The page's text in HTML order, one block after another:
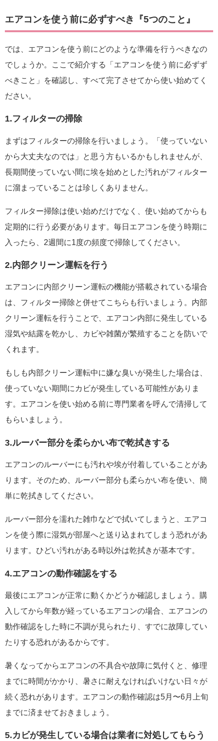
エアコンを使う前に必ずすべき『5つのこと』
では、エアコンを使う前にどのような準備を行うべきなの
でしょうか。ここで紹介する「エアコンを使う前に必ずず
べきこと」を確認し、すべて完了させてから使い始めてく
ださい。
1.フィルターの掃除
まずはフィルターの掃除を行いましょう。「使っていない
から大丈夫なのでは」と思う方もいるかもしれませんが、
長期間使っていない間に埃を始めとした汚れがフィルター
に溜まっていることは珍しくありません。
フィルター掃除は使い始めだけでなく、使い始めてからも
定期的に行う必要があります。毎日エアコンを使う時期に
入ったら、2週間に1度の頻度で掃除してください。
2.内部クリーン運転を行う
エアコンに内部クリーン運転の機能が搭載されている場合
は、フィルター掃除と併せてこちらも行いましょう。内部
クリーン運転を行うことで、エアコン内部に発生している
湿気や結露を乾かし、カビや雑菌が繁殖することを防いで
くれます。
もしも内部クリーン運転中に嫌な臭いが発生した場合は、
使っていない期間にカビが発生している可能性がありま
す。エアコンを使い始める前に専門業者を呼んで清掃して
もらいましょう。
3.ルーバー部分を柔らかい布で乾拭きする
エアコンのルーバーにも汚れや埃が付着していることがあ
ります。そのため、ルーバー部分も柔らかい布を使い、簡
単に乾拭きしてください。
ルーバー部分を濡れた雑巾などで拭いてしまうと、エアコ
ンを使う際に湿気が部屋へと送り込まれてしまう恐れがあ
ります。ひどい汚れがある時以外は乾拭きが基本です。
4.エアコンの動作確認をする
最後にエアコンが正常に動くかどうか確認しましょう。購
入してから年数が経っているエアコンの場合、エアコンの
動作確認をした時に不調が見られたり、すでに故障してい
たりする恐れがあるからです。
暑くなってからエアコンの不具合や故障に気付くと、修理
までに時間がかかり、暑さに耐えなければいけない日々が
続く恐れがあります。エアコンの動作確認は5月〜6月上旬
までに済ませておきましょう。
5.カビが発生している場合は業者に対処してもらう